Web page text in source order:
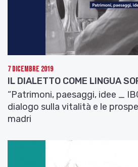
7 Dicembre 2019
IL DIALETTO COME LINGUA
“Patrimoni, paesaggi, idee _
dialogo sulla vitalità e le
madri